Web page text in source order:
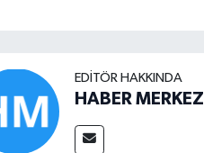
EDITÖR HAKKINDA
HABER MERKEZİ